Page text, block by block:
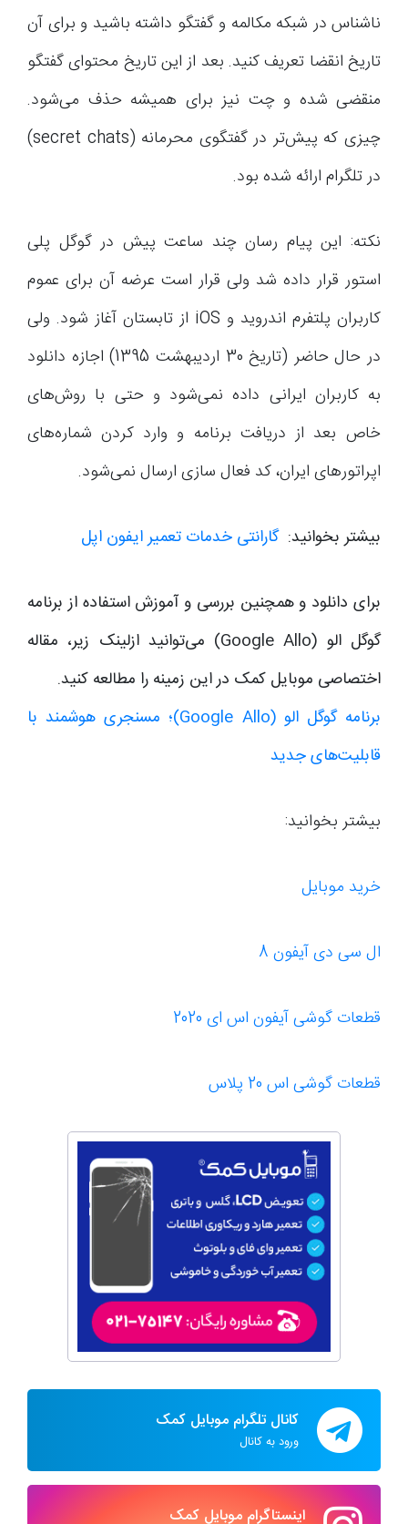
ناشناس در شبکه مکالمه و گفتگو داشته باشید و برای آن
تاریخ انقضا تعریف کنید. بعد از این تاریخ محتوای گفتگو
منقضی شده و چت نیز برای همیشه حذف می‌شود.
چیزی که پیش‌تر در گفتگوی محرمانه (secret chats)
در تلگرام ارائه شده بود.
نکته: این پیام رسان چند ساعت پیش در گوگل پلی
استور قرار داده شد ولی قرار است عرضه آن برای عموم
کاربران پلتفرم اندروید و iOS از تابستان آغاز شود. ولی
در حال حاضر (تاریخ 30 اردیبهشت 1395) اجازه دانلود
به کاربران ایرانی داده نمی‌شود و حتی با روش‌های
خاص بعد از دریافت برنامه و وارد کردن شماره‌های
اپراتورهای ایران، کد فعال سازی ارسال نمی‌شود.
بیشتر بخوانید:گارانتی خدمات تعمیر ایفون اپل
برای دانلود و همچنین بررسی و آموزش استفاده از برنامه
گوگل الو (Google Allo) می‌توانید ازلینک زیر، مقاله
اختصاصی موبایل کمک در این زمینه را مطالعه کنید.
برنامه گوگل الو (Google Allo)؛ مسنجری هوشمند با
قابلیت‌های جدید
بیشتر بخوانید:
خرید موبایل
ال سی دی آیفون 8
قطعات گوشی آیفون اس ای 2020
قطعات گوشی اس 20 پلاس
کانال تلگرام موبایل کمک
ورود به کانال
اینستاگرام موبایل کمک